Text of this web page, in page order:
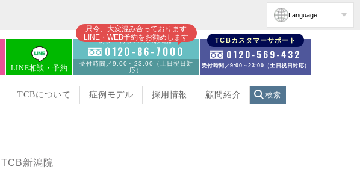
Language
LINE相談・予約
只今、大変混み合っております
LINE・WEB予約をお勧めします
初診・再診の方のお電話
0120-86-7000
受付時間／9:00～23:00（土日祝日対
応）
TCBカスタマーサポート
0120-569-432
受付時間／9:00～23:00（土日祝日対応）
TCBについて 症例モデル 採用情報 顧問紹介 検索
TCB新潟院